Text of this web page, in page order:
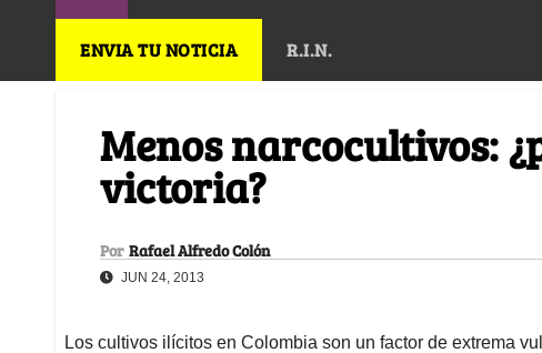
ENVIA TU NOTICIA R.I.N.
Menos narcocultivos:
victoria?
Por Rafael Alfredo Colón
JUN 24, 2013
Los cultivos ilícitos en Colombia son un factor de extrema